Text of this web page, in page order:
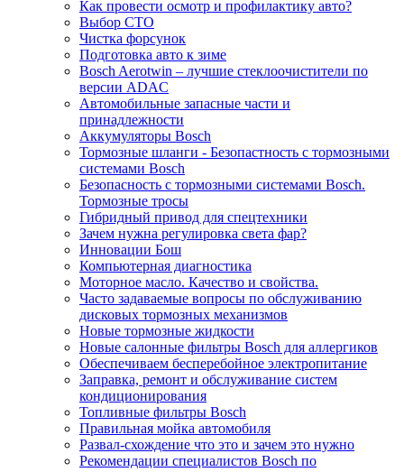
Как провести осмотр и профилактику авто?
Выбор СТО
Чистка форсунок
Подготовка авто к зиме
Bosch Aerotwin – лучшие стеклоочистители по
версии ADAC
Автомобильные запасные части и
принадлежности
Аккумуляторы Bosch
Тормозные шланги - Безопастность с тормозными
системами Bosch
Безопасность с тормозными системами Bosch.
Тормозные тросы
Гибридный привод для спецтехники
Зачем нужна регулировка света фар?
Инновации Бош
Компьютерная диагностика
Моторное масло. Качество и свойства.
Часто задаваемые вопросы по обслуживанию
дисковых тормозных механизмов
Новые тормозные жидкости
Новые салонные фильтры Bosch для аллергиков
Обеспечиваем бесперебойное электропитание
Заправка, ремонт и обслуживание систем
кондиционирования
Топливные фильтры Bosch
Правильная мойка автомобиля
Развал-схождение что это и зачем это нужно
Рекомендации специалистов Bosch по